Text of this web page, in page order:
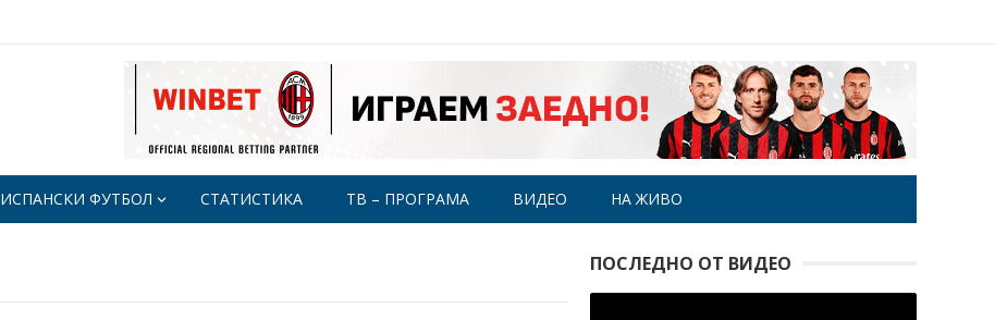
ИСПАНСКИ ФУТБОЛ СТАТИСТИКА ТВ – ПРОГРАМА ВИДЕО НА ЖИВО
ПОСЛЕДНО ОТ ВИДЕО